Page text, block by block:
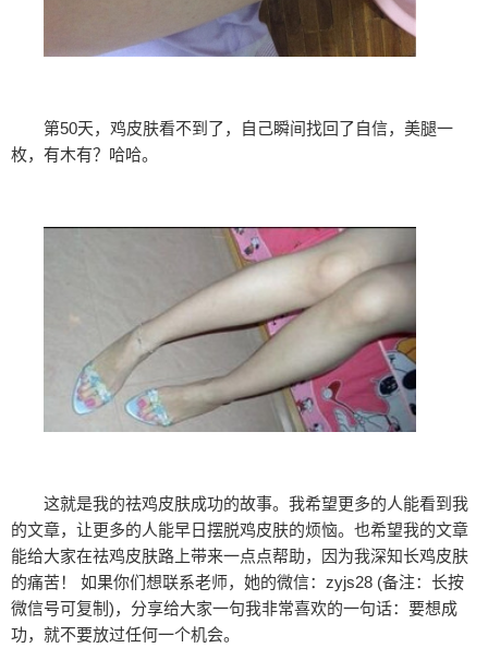
第50天，鸡皮肤看不到了，自己瞬间找回了自信，美腿一
枚，有木有？哈哈。
这就是我的祛鸡皮肤成功的故事。我希望更多的人能看到我
的文章，让更多的人能早日摆脱鸡皮肤的烦恼。也希望我的文章
能给大家在祛鸡皮肤路上带来一点点帮助，因为我深知长鸡皮肤
的痛苦！ 如果你们想联系老师，她的微信：zyjs28 (备注：长按
微信号可复制)，分享给大家一句我非常喜欢的一句话：要想成
功，就不要放过任何一个机会。